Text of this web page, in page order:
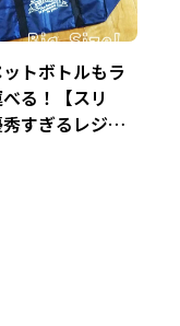
トボトルもラ
る！【スリ
すぎるレジカ